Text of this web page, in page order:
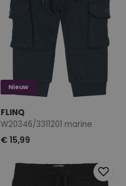
Nieuw
FLINQ
W20346/3311201 marine
€ 15,99